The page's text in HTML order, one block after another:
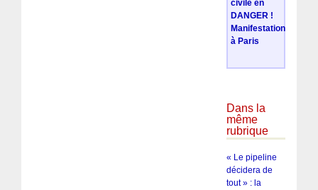
civile en
DANGER !
Manifestation
à Paris
Dans la
même
rubrique
« Le pipeline
décidera de
tout » : la